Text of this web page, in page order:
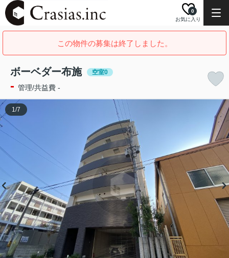
お気に入り
0
この物件の募集は終了しました。
ボーベダー布施 空室0
- 管理/共益費 -
1/7